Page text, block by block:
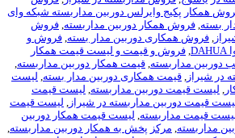
دوربین مداربسته شبکه وای
مداربسته,فروش
مدار بسته,فروش و
و لیست قیمت همکار
همکار دوربین مداربسته,
دوربین مدار بسته,لیست
مداربسته,لیست قیمت
در شیراز,لیست قیمت
لیست قیمت همکار دوربین
به همکار دوربین مداربسته,